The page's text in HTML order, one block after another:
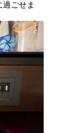
ごせま